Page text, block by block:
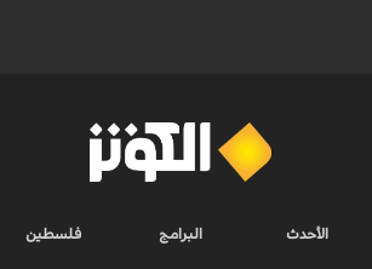
الأحدث البرامج فلسطين